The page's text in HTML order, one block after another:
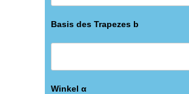
Basis des Trapezes b
Winkel α